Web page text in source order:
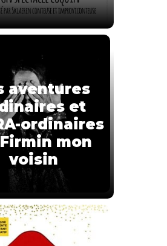
aventures
et
ordinaires
mon
voisin